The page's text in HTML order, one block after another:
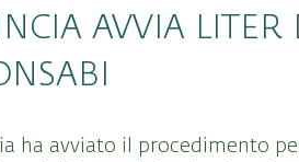
AVVIA
ha avviato il procedimento